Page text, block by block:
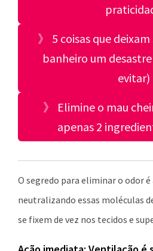
》 5 coisas que
banheiro um
evitar)
》 Elimine o mau
apenas 2
O segredo para eliminar o odor
neutralizando essas moléculas
se fixem de vez nos tecidos e